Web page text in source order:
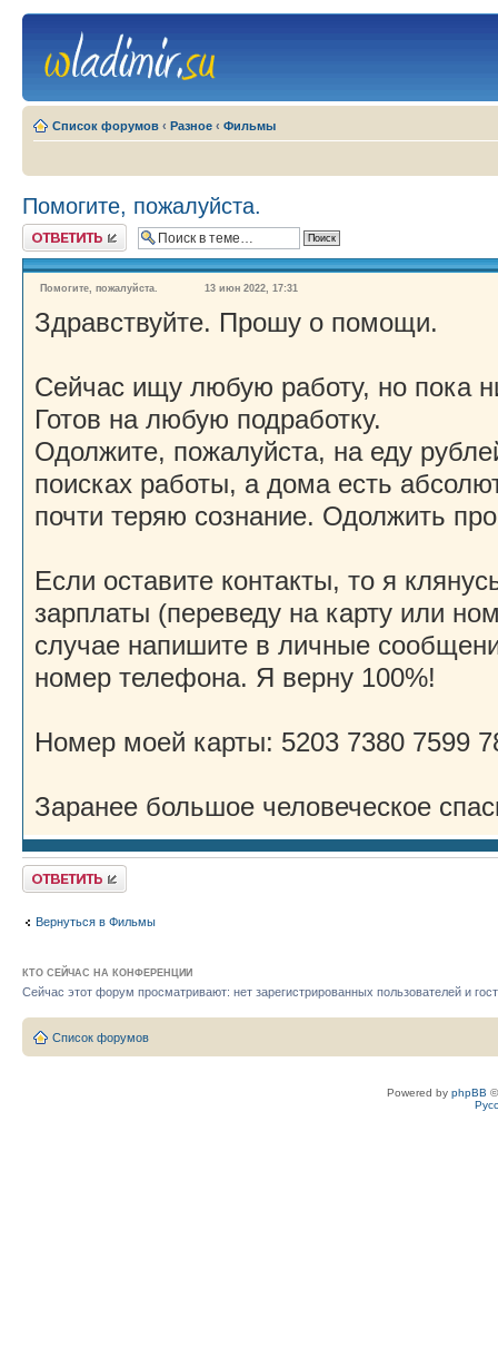
Список форумов ‹ Разное ‹ Фильмы
Помогите, пожалуйста.
Ответить
Помогите, пожалуйста. 13 июн 2022, 17:31
Здравствуйте. Прошу о помощи.
Сейчас ищу любую работу, но пока
Готов на любую подработку.
Одолжите, пожалуйста, на еду
поисках работы, а дома есть
почти теряю сознание. Одолжить
Если оставите контакты, то я
зарплаты (переведу на карту или
случае напишите в личные
номер телефона. Я верну 100%!
Номер моей карты: 5203 7380 7599
Заранее большое человеческое
Ответить
Вернуться в Фильмы
КТО СЕЙЧАС НА КОНФЕРЕНЦИИ
Сейчас этот форум просматривают: нет зарегистрированных пользователей и
Список форумов
Powered by phpBB